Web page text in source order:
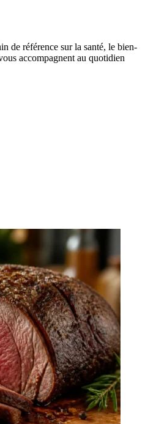
de référence sur la santé, le bien-
accompagnent au quotidien